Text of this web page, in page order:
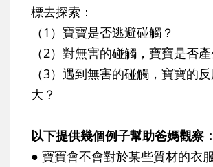
標去探索：
（1）寶寶是否逃避碰觸？
（2）對無害的碰觸，寶寶是否
（3）遇到無害的碰觸，寶寶的
大？
以下提供幾個例子幫助爸媽觀察：
● 寶寶會不會對於某些質材的衣